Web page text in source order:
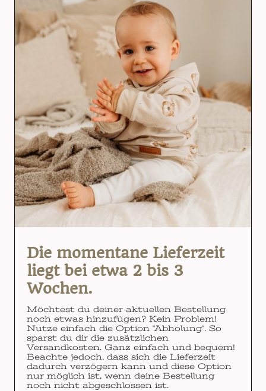
Die momentane Lieferzeit
liegt bei etwa 2 bis 3
Wochen.
Möchtest du deiner aktuellen Bestellung
noch etwas hinzufügen? Kein Problem!
Nutze einfach die Option "Abholung". So
sparst du dir die zusätzlichen
Versandkosten. Ganz einfach und bequem!
Beachte jedoch, dass sich die Lieferzeit
dadurch verzögern kann und diese Option
nur möglich ist, wenn deine Bestellung
noch nicht abgeschlossen ist.